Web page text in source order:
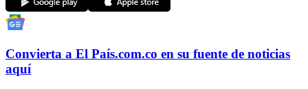
Convierta a El País.com.co en su fuente de noticias
aquí